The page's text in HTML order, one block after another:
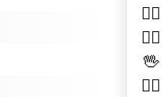
👍🏿
🙋‍♂️
🖖
🙆‍♀️